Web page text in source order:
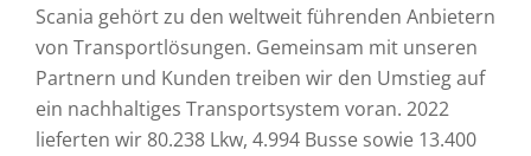
Scania gehört zu den weltweit führenden Anbietern
von Transportlösungen. Gemeinsam mit unseren
Partnern und Kunden treiben wir den Umstieg auf
ein nachhaltiges Transportsystem voran. 2022
lieferten wir 80.238 Lkw, 4.994 Busse sowie 13.400